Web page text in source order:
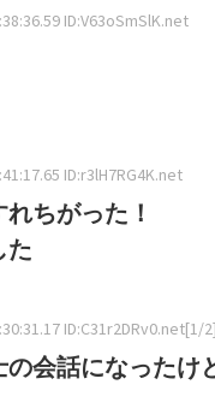
ID:V63oSmSlK.net
ID:r3lH7RG4K.net
ちがった！
た
ID:C31r2DRv0.net[1/2]
会話になったけ